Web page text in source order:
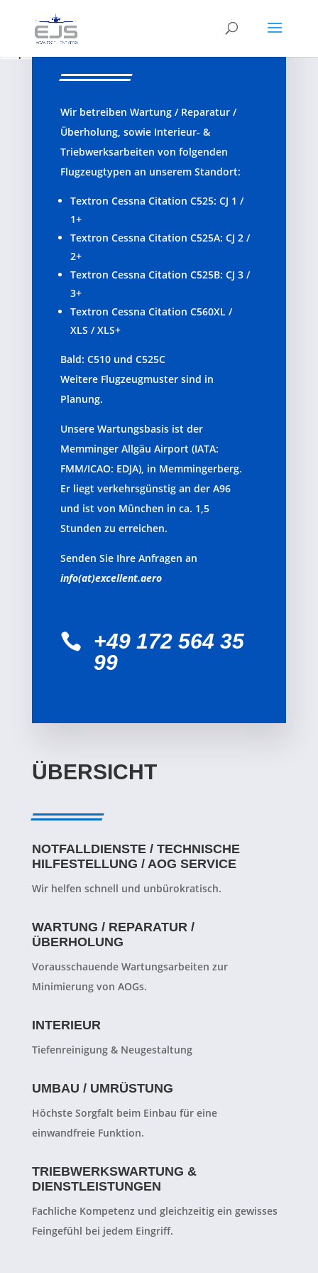
SERVICE
Wir betreiben Wartung / Reparatur /
Überholung, sowie Interieur- &
Triebwerksarbeiten von folgenden
Flugzeugtypen an unserem Standort:
Textron Cessna Citation C525: CJ 1 /
1+
Textron Cessna Citation C525A: CJ 2 /
2+
Textron Cessna Citation C525B: CJ 3 /
3+
Textron Cessna Citation C560XL /
XLS / XLS+
Bald: C510 und C525C
Weitere Flugzeugmuster sind in
Planung.
Unsere Wartungsbasis ist der
Memminger Allgäu Airport (IATA:
FMM/ICAO: EDJA), in Memmingerberg.
Er liegt verkehrsgünstig an der A96
und ist von München in ca. 1,5
Stunden zu erreichen.
Senden Sie Ihre Anfragen an
info(at)excellent.aero

+49 172 564 35
99
ÜBERSICHT
NOTFALLDIENSTE / TECHNISCHE
HILFESTELLUNG / AOG SERVICE
Wir helfen schnell und unbürokratisch.
WARTUNG / REPARATUR /
ÜBERHOLUNG
Vorausschauende Wartungsarbeiten zur
Minimierung von AOGs.
INTERIEUR
Tiefenreinigung & Neugestaltung
UMBAU / UMRÜSTUNG
Höchste Sorgfalt beim Einbau für eine
einwandfreie Funktion.
TRIEBWERKSWARTUNG &
DIENSTLEISTUNGEN
Fachliche Kompetenz und gleichzeitig ein gewisses
Feingefühl bei jedem Eingriff.